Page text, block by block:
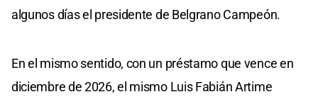
algunos días el presidente de Belgrano Campeón.
En el mismo sentido, con un préstamo que vence en
diciembre de 2026, el mismo Luis Fabián Artime